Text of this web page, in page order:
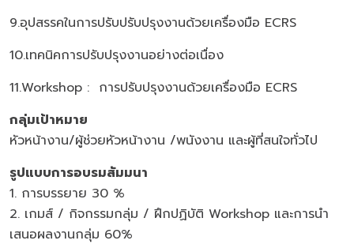
9.อุปสรรคในการปรับปรับปรุงงานด้วยเครื่องมือ ECRS
10.เทคนิคการปรับปรุงงานอย่างต่อเนื่อง
11.Workshop : การปรับปรุงงานด้วยเครื่องมือ ECRS
กลุ่มเป้าหมาย
หัวหน้างาน/ผู้ช่วยหัวหน้างาน /พนังงาน และผู้ที่สนใจทั่วไป
รูปแบบการอบรมสัมมนา
1. การบรรยาย 30 %
2. เกมส์ / กิจกรรมกลุ่ม / ฝึกปฏิบัติ Workshop และการนำ
เสนอผลงานกลุ่ม 60%